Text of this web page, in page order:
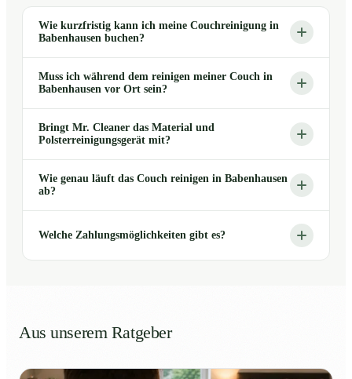
Wie kurzfristig kann ich meine Couchreinigung in
Babenhausen buchen?
Muss ich während dem reinigen meiner Couch in
Babenhausen vor Ort sein?
Bringt Mr. Cleaner das Material und
Polsterreinigungsgerät mit?
Wie genau läuft das Couch reinigen in Babenhausen
ab?
Welche Zahlungsmöglichkeiten gibt es?
Aus unserem Ratgeber